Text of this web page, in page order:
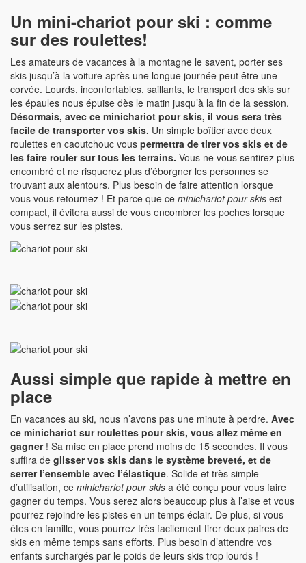
Un mini-chariot pour ski : comme
sur des roulettes!
Les amateurs de vacances à la montagne le savent, porter ses
skis jusqu’à la voiture après une longue journée peut être une
corvée. Lourds, inconfortables, saillants, le transport des skis sur
les épaules nous épuise dès le matin jusqu’à la fin de la session.
Désormais, avec ce minichariot pour skis, il vous sera très
facile de transporter vos skis. Un simple boîtier avec deux
roulettes en caoutchouc vous permettra de tirer vos skis et de
les faire rouler sur tous les terrains. Vous ne vous sentirez plus
encombré et ne risquerez plus d’éborgner les personnes se
trouvant aux alentours. Plus besoin de faire attention lorsque
vous vous retournez ! Et parce que ce minichariot pour skis est
compact, il évitera aussi de vous encombrer les poches lorsque
vous serrez sur les pistes.
Aussi simple que rapide à mettre en
place
En vacances au ski, nous n’avons pas une minute à perdre. Avec
ce minichariot sur roulettes pour skis, vous allez même en
gagner ! Sa mise en place prend moins de 15 secondes. Il vous
suffira de glisser vos skis dans le système breveté, et de
serrer l’ensemble avec l’élastique. Solide et très simple
d’utilisation, ce minichariot pour skis a été conçu pour vous faire
gagner du temps. Vous serez alors beaucoup plus à l’aise et vous
pourrez rejoindre les pistes en un temps éclair. De plus, si vous
êtes en famille, vous pourrez très facilement tirer deux paires de
skis en même temps sans efforts. Plus besoin d’attendre vos
enfants surchargés par le poids de leurs skis trop lourds !